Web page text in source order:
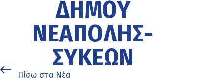
ΔΉΜΟΥ
ΝΕΆΠΟΛΗΣ-
ΣΥΚΕΏΝ
Πίσω στα Νέα